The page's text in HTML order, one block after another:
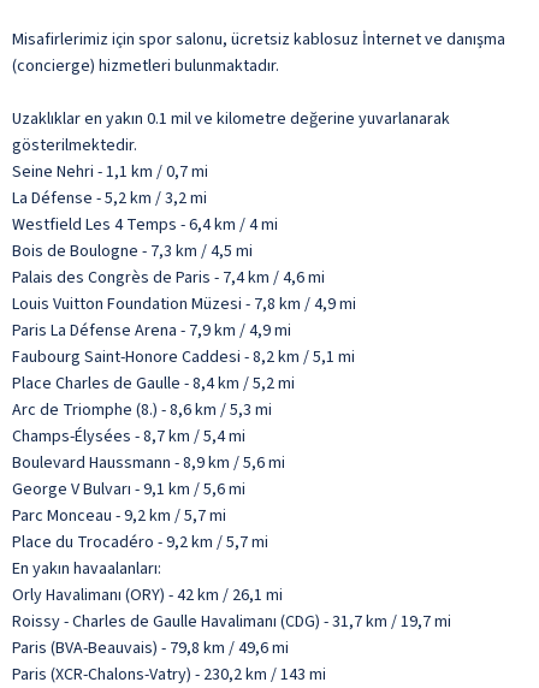
Misafirlerimiz için spor salonu, ücretsiz kablosuz İnternet ve danışma
(concierge) hizmetleri bulunmaktadır.
Uzaklıklar en yakın 0.1 mil ve kilometre değerine yuvarlanarak
gösterilmektedir.
Seine Nehri - 1,1 km / 0,7 mi
La Défense - 5,2 km / 3,2 mi
Westfield Les 4 Temps - 6,4 km / 4 mi
Bois de Boulogne - 7,3 km / 4,5 mi
Palais des Congrès de Paris - 7,4 km / 4,6 mi
Louis Vuitton Foundation Müzesi - 7,8 km / 4,9 mi
Paris La Défense Arena - 7,9 km / 4,9 mi
Faubourg Saint-Honore Caddesi - 8,2 km / 5,1 mi
Place Charles de Gaulle - 8,4 km / 5,2 mi
Arc de Triomphe (8.) - 8,6 km / 5,3 mi
Champs-Élysées - 8,7 km / 5,4 mi
Boulevard Haussmann - 8,9 km / 5,6 mi
George V Bulvarı - 9,1 km / 5,6 mi
Parc Monceau - 9,2 km / 5,7 mi
Place du Trocadéro - 9,2 km / 5,7 mi
En yakın havaalanları:
Orly Havalimanı (ORY) - 42 km / 26,1 mi
Roissy - Charles de Gaulle Havalimanı (CDG) - 31,7 km / 19,7 mi
Paris (BVA-Beauvais) - 79,8 km / 49,6 mi
Paris (XCR-Chalons-Vatry) - 230,2 km / 143 mi